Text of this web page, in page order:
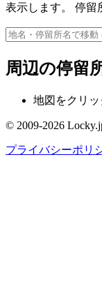
表示します。 停留
周辺の停留
地図をクリ
© 2009-2026
プライバシーポリ